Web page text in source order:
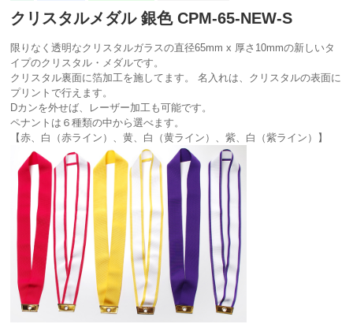
クリスタルメダル 銀色 CPM-65-NEW-S
限りなく透明なクリスタルガラスの直径65mm x 厚さ10mmの新しいタ
イプのクリスタル・メダルです。
クリスタル裏面に箔加工を施してます。 名入れは、クリスタルの表面に
プリントで行えます。
Dカンを外せば、レーザー加工も可能です。
ペナントは６種類の中から選べます。
【赤、白（赤ライン）、黄、白（黄ライン）、紫、白（紫ライン）】